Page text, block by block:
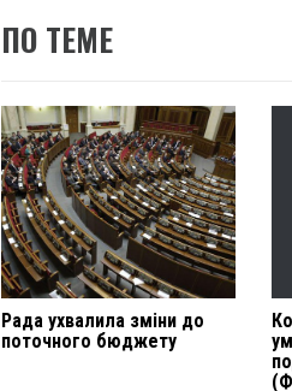
ПО ТЕМЕ
Рада ухвалила зміни до
поточного бюджету